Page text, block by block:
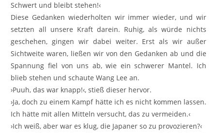
Schwert und bleibt stehen!‹
Diese Gedanken wiederholten wir immer wieder, und wir
setzten all unsere Kraft darein. Ruhig, als würde nichts
geschehen, gingen wir dabei weiter. Erst als wir außer
Sichtweite waren, ließen wir von den Gedanken ab und die
Spannung fiel von uns ab, wie ein schwerer Mantel. Ich
blieb stehen und schaute Wang Lee an.
›Puuh, das war knapp!‹, stieß dieser hervor.
›Ja, doch zu einem Kampf hätte ich es nicht kommen lassen.
Ich hätte mit allen Mitteln versucht, das zu vermeiden.‹
›Ich weiß, aber war es klug, die Japaner so zu provozieren?‹